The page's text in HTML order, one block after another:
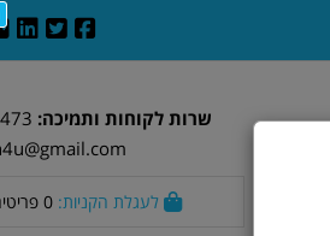
שרות לקוחות ותמיכה:
0